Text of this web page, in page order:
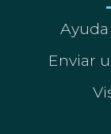
Enviar